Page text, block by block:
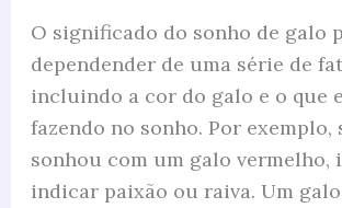
O significado do sonho de galo
dependender de uma série de
incluindo a cor do galo e o que
fazendo no sonho. Por exemplo,
sonhou com um galo vermelho,
indicar paixão ou raiva. Um